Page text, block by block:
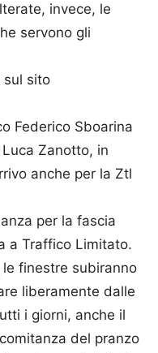
invece, le
servono gli
sul sito
Federico Sboarina
Zanotto, in
anche per la Ztl
per la fascia
a Traffico Limitato.
finestre subiranno
liberamente dalle
i giorni, anche il
del pranzo